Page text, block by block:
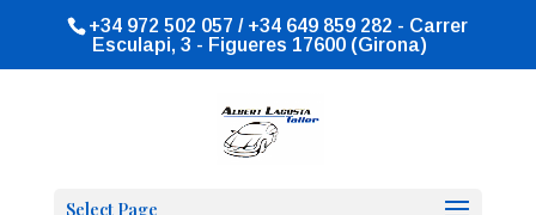
+34 972 502 057 / +34 649 859 282 - Carrer
Esculapi, 3 - Figueres 17600 (Girona)
Select Page